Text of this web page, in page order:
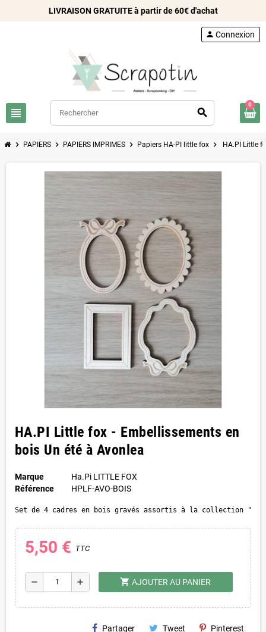
LIVRAISON GRATUITE à partir de 60€ d'achat
view_headline search
person Connexion
0
chevron_right PAPIERS chevron_right PAPIERS IMPRIMES chevron_right Papiers HA-PI little fox chevron_right HA.PI Little
HA.PI Little fox - Embellissements en
bois Un été à Avonlea
Marque
Ha.Pi LITTLE FOX
Référence
HPLF-AVO-BOIS
Set de 4 cadres en bois gravés assortis à la collection "Un
5,50 € TTC
remove add shopping_cart AJOUTER AU PANIER
Partager Tweet Pinterest